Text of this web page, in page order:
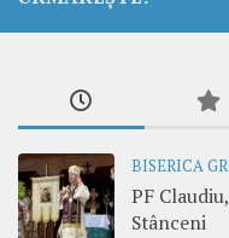
BISERICA
PF
Stânceni